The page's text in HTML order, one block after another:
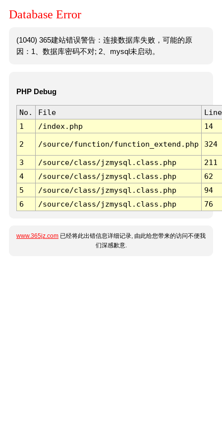
Database Error
(1040) 365建站错误警告：连接数据库失败，可能的原
因：1、数据库密码不对; 2、mysql未启动。
PHP Debug
No. File
Line
1
/index.php 14
2 /source/function/function_extend.php 324
3 /source/class/jzmysql.class.php
211
4
/source/class/jzmysql.class.php
62
5
/source/class/jzmysql.class.php
94
6
/source/class/jzmysql.class.php 76
www.365jz.com 已经将此出错信息详细记录, 由此给您带来的访问不便我
们深感歉意.